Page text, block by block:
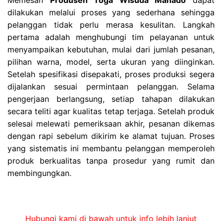
dilakukan melalui proses yang sederhana sehingga
pelanggan tidak perlu merasa kesulitan. Langkah
pertama adalah menghubungi tim pelayanan untuk
menyampaikan kebutuhan, mulai dari jumlah pesanan,
pilihan warna, model, serta ukuran yang diinginkan.
Setelah spesifikasi disepakati, proses produksi segera
dijalankan sesuai permintaan pelanggan. Selama
pengerjaan berlangsung, setiap tahapan dilakukan
secara teliti agar kualitas tetap terjaga. Setelah produk
selesai melewati pemeriksaan akhir, pesanan dikemas
dengan rapi sebelum dikirim ke alamat tujuan. Proses
yang sistematis ini membantu pelanggan memperoleh
produk berkualitas tanpa prosedur yang rumit dan
membingungkan.
Hubungi kami di bawah untuk info lebih lanjut